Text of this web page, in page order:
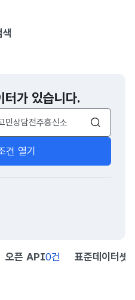
터가 있습니다.
검색
건 열기
오픈 API0건 표준데이터셋